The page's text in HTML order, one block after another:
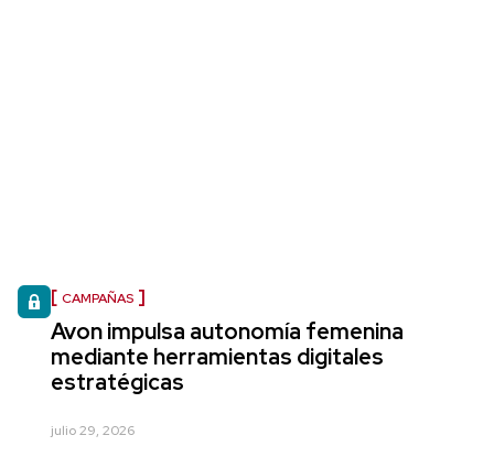
CAMPAÑAS
Avon impulsa autonomía femenina
mediante herramientas digitales
estratégicas
julio 29, 2026